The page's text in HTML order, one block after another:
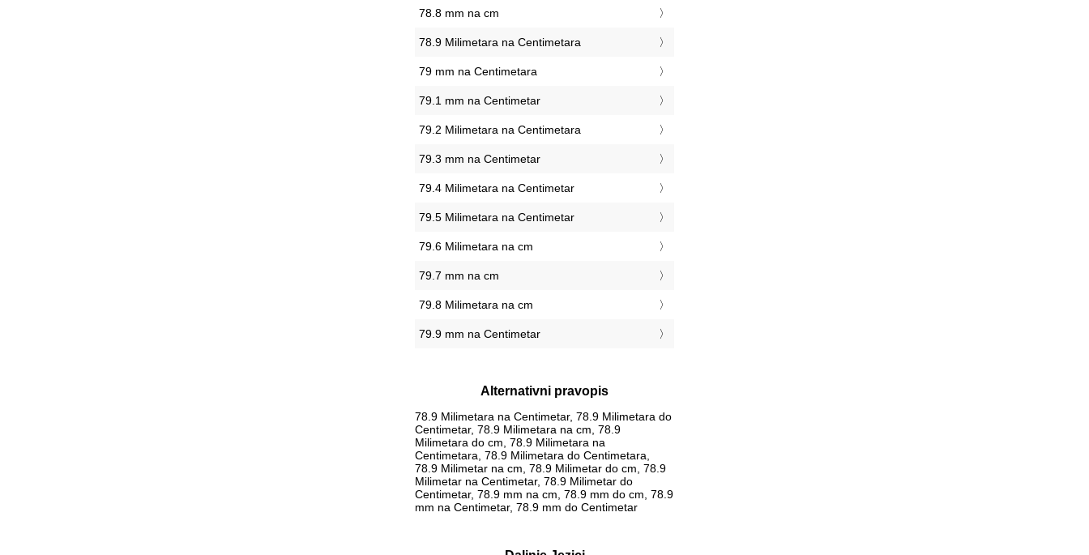
78.8 mm na cm
78.9 Milimetara na Centimetara
79 mm na Centimetara
79.1 mm na Centimetar
79.2 Milimetara na Centimetara
79.3 mm na Centimetar
79.4 Milimetara na Centimetar
79.5 Milimetara na Centimetar
79.6 Milimetara na cm
79.7 mm na cm
79.8 Milimetara na cm
79.9 mm na Centimetar
Alternativni pravopis
78.9 Milimetara na Centimetar, 78.9 Milimetara do
Centimetar, 78.9 Milimetara na cm, 78.9
Milimetara do cm, 78.9 Milimetara na
Centimetara, 78.9 Milimetara do Centimetara,
78.9 Milimetar na cm, 78.9 Milimetar do cm, 78.9
Milimetar na Centimetar, 78.9 Milimetar do
Centimetar, 78.9 mm na cm, 78.9 mm do cm, 78.9
mm na Centimetar, 78.9 mm do Centimetar